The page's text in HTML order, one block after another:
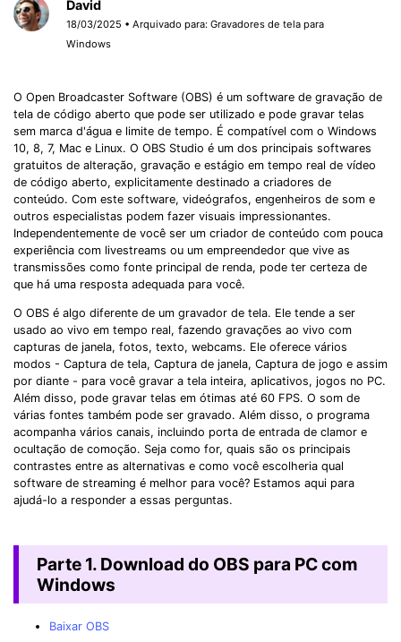
David
18/03/2025 • Arquivado para:Gravadores de tela para
Windows
O Open Broadcaster Software (OBS) é um software de gravação de
tela de código aberto que pode ser utilizado e pode gravar telas
sem marca d'água e limite de tempo. É compatível com o Windows
10, 8, 7, Mac e Linux. O OBS Studio é um dos principais softwares
gratuitos de alteração, gravação e estágio em tempo real de vídeo
de código aberto, explicitamente destinado a criadores de
conteúdo. Com este software, videógrafos, engenheiros de som e
outros especialistas podem fazer visuais impressionantes.
Independentemente de você ser um criador de conteúdo com pouca
experiência com livestreams ou um empreendedor que vive as
transmissões como fonte principal de renda, pode ter certeza de
que há uma resposta adequada para você.
O OBS é algo diferente de um gravador de tela. Ele tende a ser
usado ao vivo em tempo real, fazendo gravações ao vivo com
capturas de janela, fotos, texto, webcams. Ele oferece vários
modos - Captura de tela, Captura de janela, Captura de jogo e assim
por diante - para você gravar a tela inteira, aplicativos, jogos no PC.
Além disso, pode gravar telas em ótimas até 60 FPS. O som de
várias fontes também pode ser gravado. Além disso, o programa
acompanha vários canais, incluindo porta de entrada de clamor e
ocultação de comoção. Seja como for, quais são os principais
contrastes entre as alternativas e como você escolheria qual
software de streaming é melhor para você? Estamos aqui para
ajudá-lo a responder a essas perguntas.
Parte 1. Download do OBS para PC com
Windows
Baixar OBS